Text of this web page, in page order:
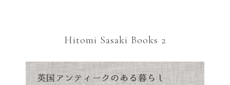
Hitomi Sasaki Books 2